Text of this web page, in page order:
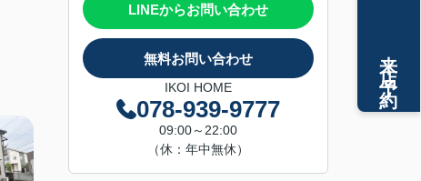
LINEからお問い合わせ
無料お問い合わせ
IKOI HOME
078-939-9777
09:00～22:00
（休：年中無休）
来店予約